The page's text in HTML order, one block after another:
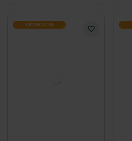
PROMOCJA